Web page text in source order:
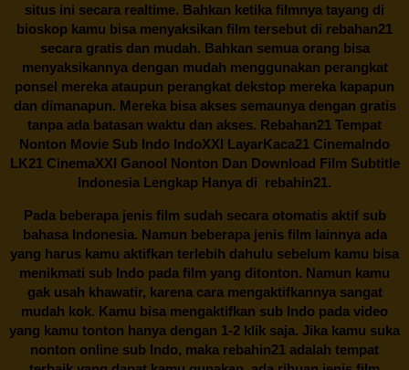
situs ini secara realtime. Bahkan ketika filmnya tayang di
bioskop kamu bisa menyaksikan film tersebut di rebahan21
secara gratis dan mudah. Bahkan semua orang bisa
menyaksikannya dengan mudah menggunakan perangkat
ponsel mereka ataupun perangkat dekstop mereka kapapun
dan dimanapun. Mereka bisa akses semaunya dengan gratis
tanpa ada batasan waktu dan akses. Rebahan21 Tempat
Nonton Movie Sub Indo IndoXXI LayarKaca21 CinemaIndo
LK21 CinemaXXI Ganool Nonton Dan Download Film Subtitle
Indonesia Lengkap Hanya di rebahin21.
Pada beberapa jenis film sudah secara otomatis aktif sub
bahasa Indonesia. Namun beberapa jenis film lainnya ada
yang harus kamu aktifkan terlebih dahulu sebelum kamu bisa
menikmati sub Indo pada film yang ditonton. Namun kamu
gak usah khawatir, karena cara mengaktifkannya sangat
mudah kok. Kamu bisa mengaktifkan sub Indo pada video
yang kamu tonton hanya dengan 1-2 klik saja. Jika kamu suka
nonton online sub Indo, maka rebahin21 adalah tempat